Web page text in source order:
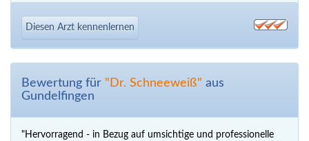
Diesen Arzt kennenlernen
Bewertung für "Dr. Schneeweiß" aus
Gundelfingen
"Hervorragend - in Bezug auf umsichtige und professionelle